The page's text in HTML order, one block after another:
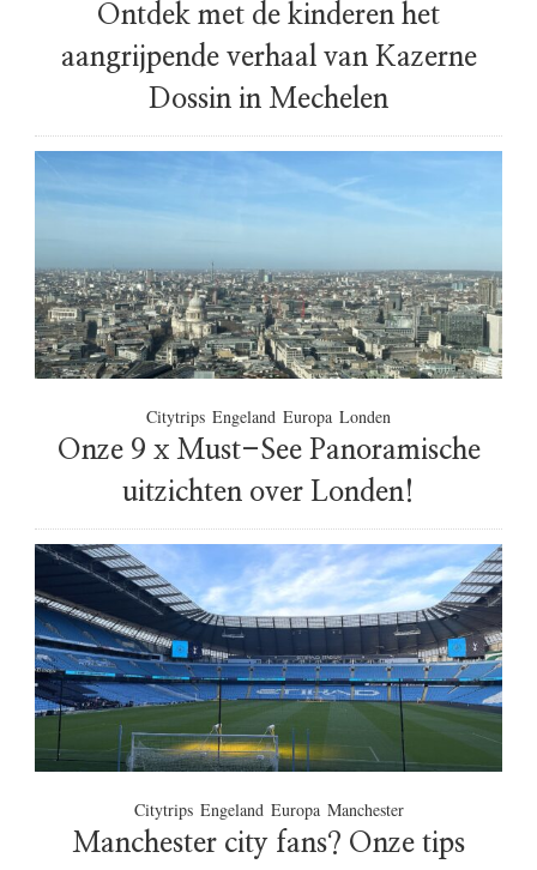
Ontdek met de kinderen het
aangrijpende verhaal van Kazerne
Dossin in Mechelen
Citytrips Engeland Europa Londen
Onze 9 x Must-See Panoramische
uitzichten over Londen!
Citytrips Engeland Europa Manchester
Manchester city fans? Onze tips